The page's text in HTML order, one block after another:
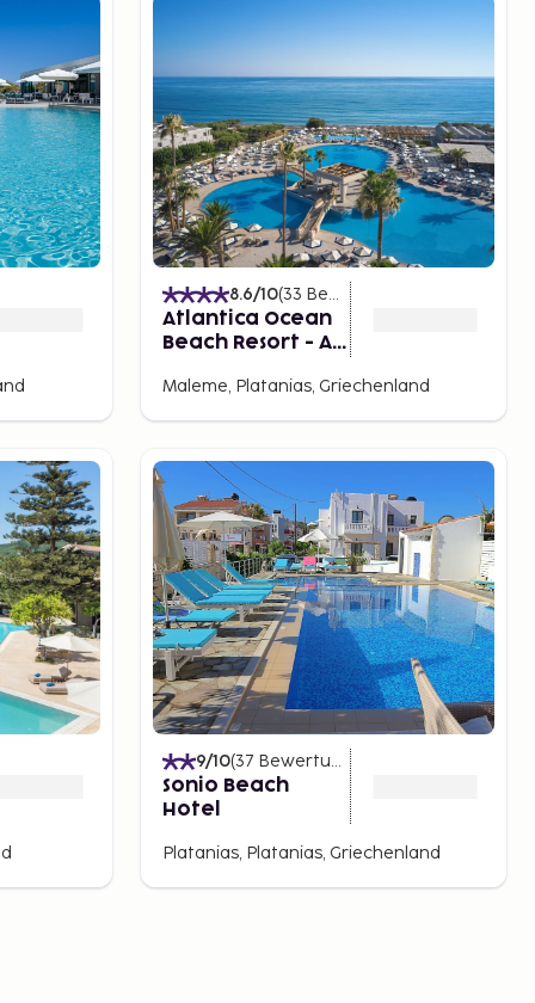
8.6/10(33 Bewertungen
Atlantica Ocean
Beach Resort - All
Maleme, Platanias, Griechenland
9/10(37 Bewertungen
Sonio Beach
Hotel
Platanias, Platanias, Griechenland